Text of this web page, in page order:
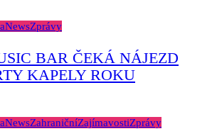
NewsZprávy
BAR ČEKÁ NÁJEZD
KAPELY ROKU
NewsZahraničníZajímavostiZprávy